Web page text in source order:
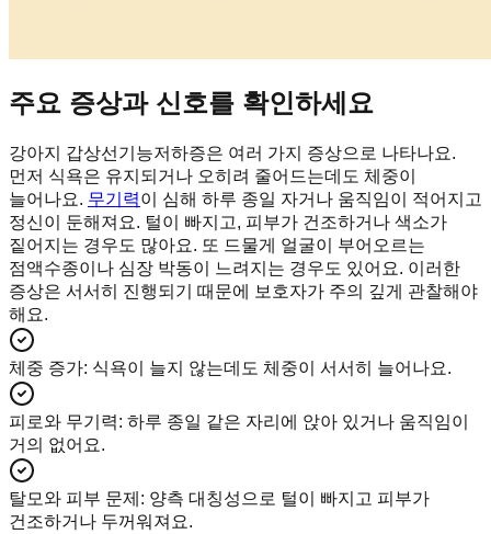
주요 증상과 신호를 확인하세요
강아지 갑상선기능저하증은 여러 가지 증상으로 나타나요.
먼저 식욕은 유지되거나 오히려 줄어드는데도 체중이
늘어나요. 무기력이 심해 하루 종일 자거나 움직임이 적어지고
정신이 둔해져요. 털이 빠지고, 피부가 건조하거나 색소가
짙어지는 경우도 많아요. 또 드물게 얼굴이 부어오르는
점액수종이나 심장 박동이 느려지는 경우도 있어요. 이러한
증상은 서서히 진행되기 때문에 보호자가 주의 깊게 관찰해야
해요.
체중 증가: 식욕이 늘지 않는데도 체중이 서서히 늘어나요.
피로와 무기력: 하루 종일 같은 자리에 앉아 있거나 움직임이
거의 없어요.
탈모와 피부 문제 : 양측 대칭성으로 털이 빠지고 피부가
건조하거나 두꺼워져요.